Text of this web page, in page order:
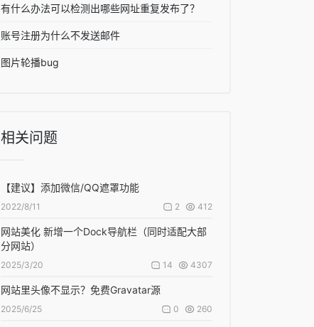
有什么办法可以检测出哪些网址重复发布了？
账号注册为什么不发送邮件
图片轮播bug
相关问题
【建议】添加微信/QQ遮罩功能
2022/8/11 2 412
网站美化 新增一个Dock导航栏（同时适配大部
分网站）
2025/3/20 14 4307
网站里头像不显示？免费Gravatar源
2025/6/25 0 260